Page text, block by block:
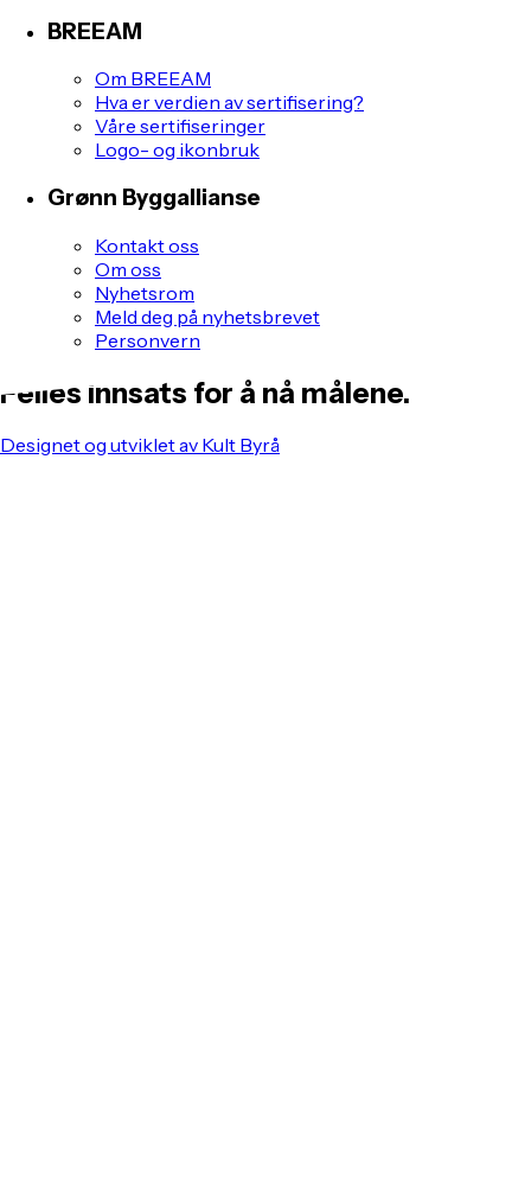
BREEAM
Om BREEAM
Hva er verdien av sertifisering?
Våre sertifiseringer
Logo- og ikonbruk
Grønn Byggallianse
Kontakt oss
Om oss
Nyhetsrom
Meld deg på nyhetsbrevet
Personvern
Felles innsats for å nå målene.
Designet og utviklet av Kult Byrå